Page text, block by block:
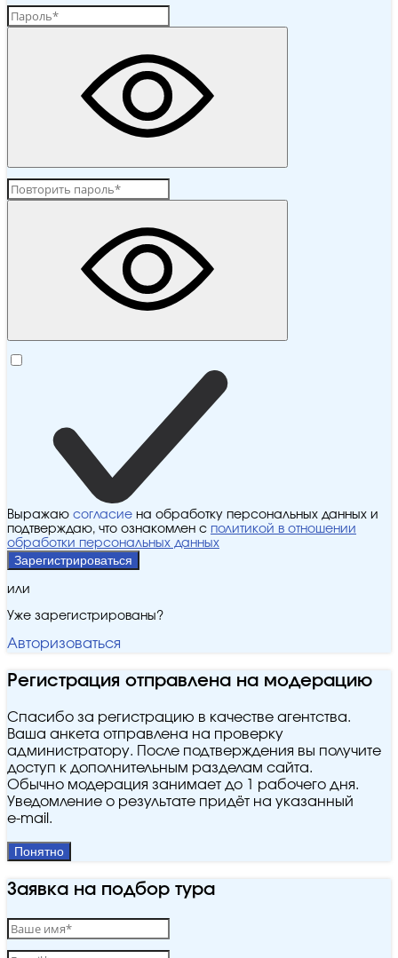
Выражаю согласие на обработку персональных данных и
подтверждаю, что ознакомлен с политикой в отношении
обработки персональных данных
Зарегистрироваться
или
Уже зарегистрированы?
Авторизоваться
Регистрация отправлена на модерацию
Спасибо за регистрацию в качестве агентства.
Ваша анкета отправлена на проверку
администратору. После подтверждения вы получите
доступ к дополнительным разделам сайта.
Обычно модерация занимает до 1 рабочего дня.
Уведомление о результате придёт на указанный
e‑mail.
Понятно
Заявка на подбор тура